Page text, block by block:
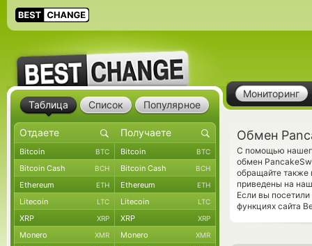
Мониторинг
Обмен
С помощью
обмен
обращайте также
приведены на
Если вы
функциях сайта
Таблица Список Популярное
Bitcoin BTC Bitcoin BTC
Bitcoin Cash BCH Bitcoin Cash BCH
Ethereum ETH Ethereum ETH
Litecoin LTC Litecoin LTC
XRP XRP XRP XRP
Monero XMR Monero XMR